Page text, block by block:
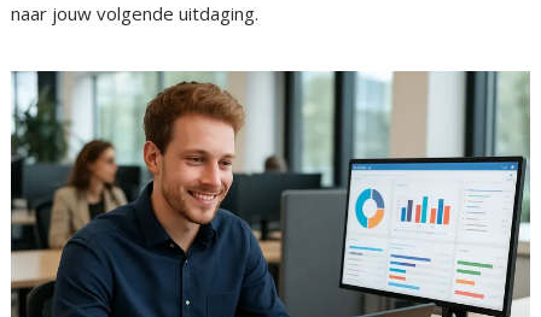
naar jouw volgende uitdaging.